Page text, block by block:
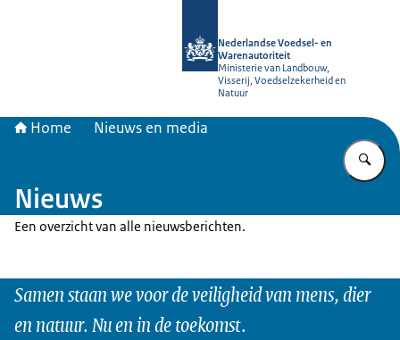
Nederlandse Voedsel- en
Warenautoriteit
Ministerie van Landbouw,
Visserij, Voedselzekerheid en
Natuur
Home Nieuws en media
Nieuws
Een overzicht van alle nieuwsberichten.
Samen staan we voor de veiligheid van mens, dier
en natuur. Nu en in de toekomst.